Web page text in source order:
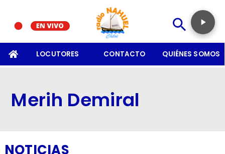
LOCUTORES CONTACTO QUIÉNES SOMOS
Merih Demiral
NOTICIAS